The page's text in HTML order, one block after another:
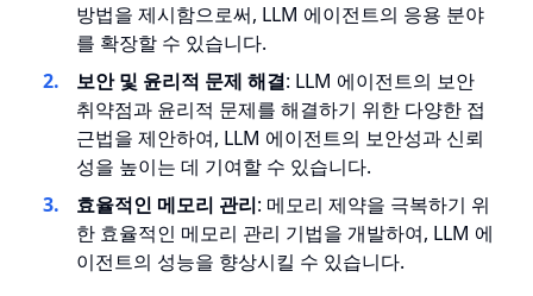
방법을 제시함으로써, LLM 에이전트의 응용 분야
를 확장할 수 있습니다.
보안 및 윤리적 문제 해결: LLM 에이전트의 보안
취약점과 윤리적 문제를 해결하기 위한 다양한 접
근법을 제안하여, LLM 에이전트의 보안성과 신뢰
성을 높이는 데 기여할 수 있습니다.
효율적인 메모리 관리: 메모리 제약을 극복하기 위
한 효율적인 메모리 관리 기법을 개발하여, LLM 에
이전트의 성능을 향상시킬 수 있습니다.